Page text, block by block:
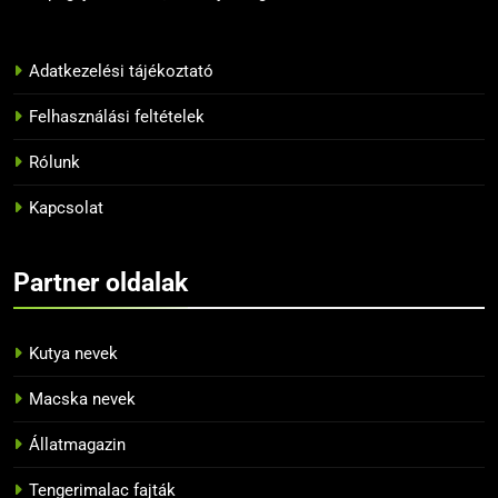
12
10 tipp, hogyan neveljük
helyesen a papagájunkat
13
14
Tiltott zöldségek a papagájok
Adatkezelési tájékoztató
Felhasználási feltételek
Rólunk
Kapcsolat
Partner oldalak
Kutya nevek
Macska nevek
Állatmagazin
Tengerimalac fajták